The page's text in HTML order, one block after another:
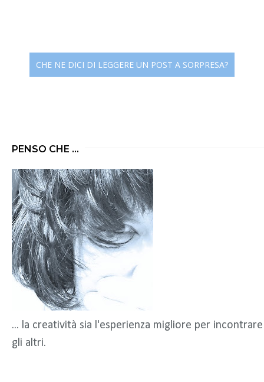
CHE NE DICI DI LEGGERE UN POST A SORPRESA?
PENSO CHE ...
... la creatività sia l'esperienza migliore per incontrare
gli altri.